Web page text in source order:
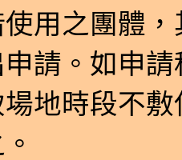
用之團體
請。如申請
地時段不